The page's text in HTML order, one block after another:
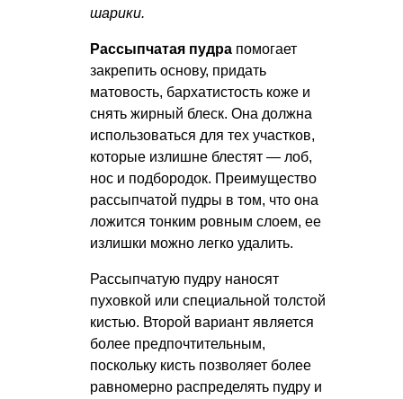
шарики.
Рассыпчатая пудра помогает
закрепить основу, придать
матовость, бархатистость коже и
снять жирный блеск. Она должна
использоваться для тех участков,
которые излишне блестят — лоб,
нос и подбородок. Преимущество
рассыпчатой пудры в том, что она
ложится тонким ровным слоем, ее
излишки можно легко удалить.
Рассыпчатую пудру наносят
пуховкой или специальной толстой
кистью. Второй вариант является
более предпочтительным,
поскольку кисть позволяет более
равномерно распределять пудру и